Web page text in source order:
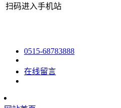
扫码进入手机站
0515-68783888
在线留言